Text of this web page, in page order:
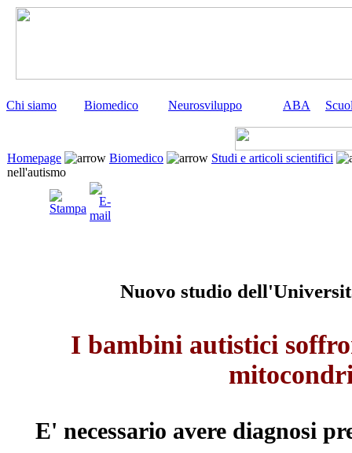
Chi siamo Biomedico Neurosviluppo ABA
Homepage Biomedico
Studi e articoli scientifici
nell'autismo
Nuovo studio
I bambini autistici
E' necessario avere diagnosi